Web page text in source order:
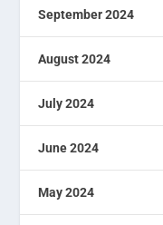
September 2024
August 2024
July 2024
June 2024
May 2024